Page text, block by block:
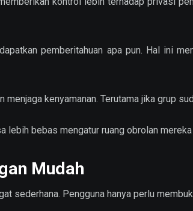
pemberitahuan apa pun. Hal ini
kenyamanan. Terutama jika grup
lebih bebas mengatur ruang obrolan
Mudah
sederhana. Pengguna hanya perlu